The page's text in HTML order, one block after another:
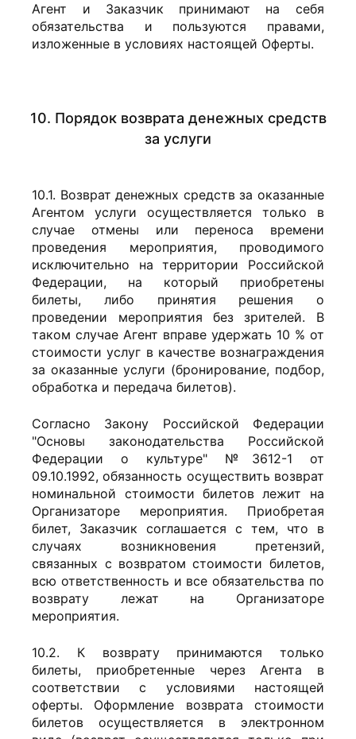
Агент и Заказчик принимают на себя
обязательства и пользуются правами,
изложенные в условиях настоящей Оферты.
10. Порядок возврата денежных средств
за услуги
10.1. Возврат денежных средств за оказанные
Агентом услуги осуществляется только в
случае отмены или переноса времени
проведения мероприятия, проводимого
исключительно на территории Российской
Федерации, на который приобретены
билеты, либо принятия решения о
проведении мероприятия без зрителей. В
таком случае Агент вправе удержать 10 % от
стоимости услуг в качестве вознаграждения
за оказанные услуги (бронирование, подбор,
обработка и передача билетов).
Согласно Закону Российской Федерации
"Основы законодательства Российской
Федерации о культуре" №3612-1 от
09.10.1992, обязанность осуществить возврат
номинальной стоимости билетов лежит на
Организаторе мероприятия. Приобретая
билет, Заказчик соглашается с тем, что в
случаях возникновения претензий,
связанных с возвратом стоимости билетов,
всю ответственность и все обязательства по
возврату лежат на Организаторе
мероприятия.
10.2. К возврату принимаются только
билеты, приобретенные через Агента в
соответствии с условиями настоящей
оферты. Оформление возврата стоимости
билетов осуществляется в электронном